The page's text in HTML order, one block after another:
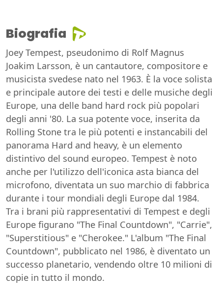
Biografia
Joey Tempest, pseudonimo di Rolf Magnus
Joakim Larsson, è un cantautore, compositore e
musicista svedese nato nel 1963. È la voce solista
e principale autore dei testi e delle musiche degli
Europe, una delle band hard rock più popolari
degli anni '80. La sua potente voce, inserita da
Rolling Stone tra le più potenti e instancabili del
panorama Hard and heavy, è un elemento
distintivo del sound europeo. Tempest è noto
anche per l'utilizzo dell'iconica asta bianca del
microfono, diventata un suo marchio di fabbrica
durante i tour mondiali degli Europe dal 1984.
Tra i brani più rappresentativi di Tempest e degli
Europe figurano "The Final Countdown", "Carrie",
"Superstitious" e "Cherokee." L'album "The Final
Countdown", pubblicato nel 1986, è diventato un
successo planetario, vendendo oltre 10 milioni di
copie in tutto il mondo.